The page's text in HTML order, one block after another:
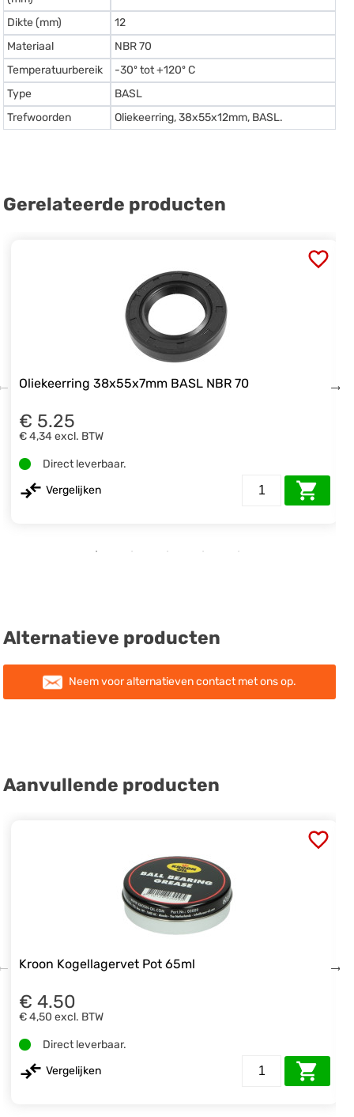
Dikte (mm)
12
Materiaal
NBR 70
Temperatuurbereik
-30º tot +120º C
Type
BASL
Trefwoorden
Oliekeerring, 38x55x12mm, BASL.
Gerelateerde producten
Oliekeerring 38x55x7mm BASL NBR 70
€ 5.25
€ 4,34 excl. BTW
Direct leverbaar.
Vergelijken
Alternatieve producten
Neem voor alternatieven contact met ons op.
Aanvullende producten
Kroon Kogellagervet Pot 65ml
€ 4.50
€ 4,50 excl. BTW
Direct leverbaar.
Vergelijken